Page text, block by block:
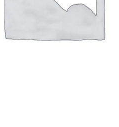
Plantes
Plantes